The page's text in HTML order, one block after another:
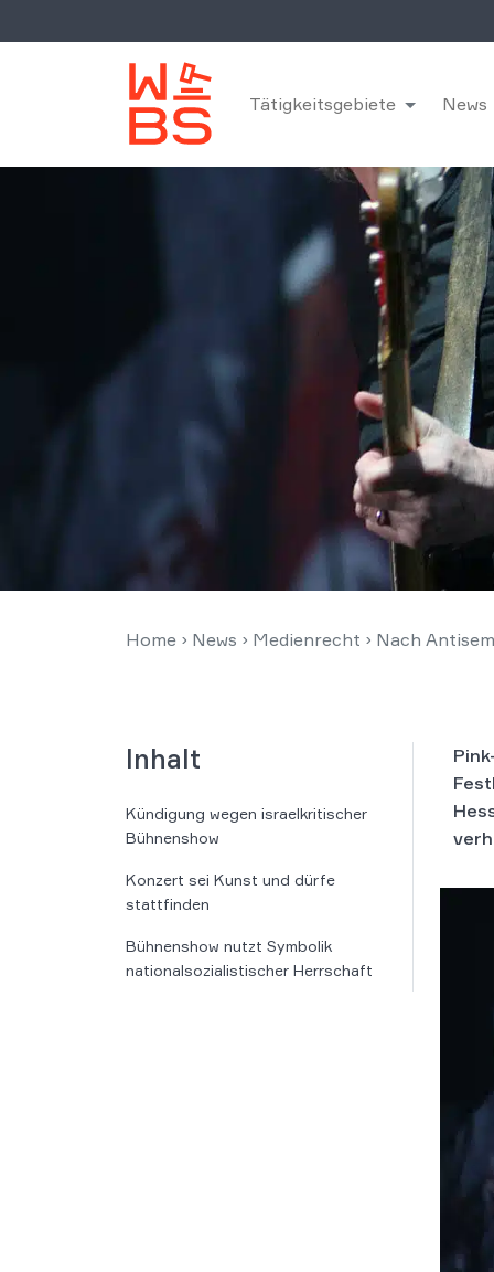
Tätigkeitsgebiete News
Home › News › Medienrecht › Nach
Inhalt
Kündigung wegen israelkritischer
Bühnenshow
Konzert sei Kunst und dürfe
stattfinden
Bühnenshow nutzt Symbolik
nationalsozialistischer Herrschaft